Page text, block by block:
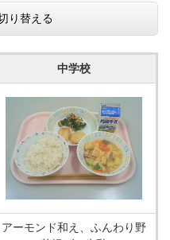
り替える
中学校
アーモンド和え、ふんわり野